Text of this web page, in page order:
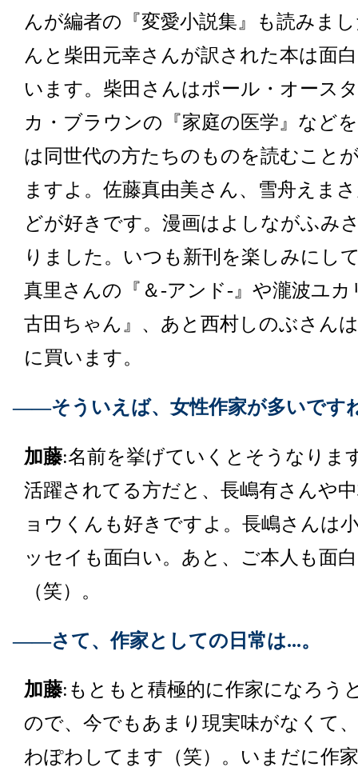
んが編者の『変愛小説集』も読みま
んと柴田元幸さんが訳された本は面
います。柴田さんはポール・オース
カ・ブラウンの『家庭の医学』など
は同世代の方たちのものを読むこと
ますよ。佐藤真由美さん、雪舟えま
どが好きです。漫画はよしながふみ
りました。いつも新刊を楽しみにし
真里さんの『＆‐アンド‐』や瀧波ユ
古田ちゃん』、あと西村しのぶさん
に買います。
――そういえば、女性作家が多いです
加藤:名前を挙げていくとそうなりま
活躍されてる方だと、長嶋有さんや
ョウくんも好きですよ。長嶋さんは
ッセイも面白い。あと、ご本人も面
（笑）。
――さて、作家としての日常は...。
加藤:もともと積極的に作家になろう
ので、今でもあまり現実味がなくて
わぽわしてます（笑）。いまだに作